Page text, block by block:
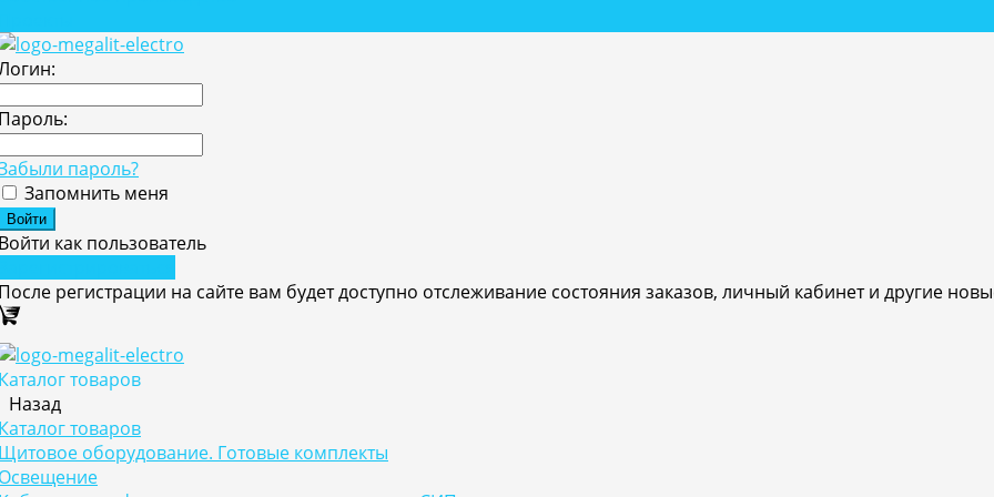
пароль?
Запомнить меня
как пользователь
регистрации на сайте вам будет доступно отслеживание состояния заказов, личный кабинет и другие
товаров
Назад
товаров
оборудование. Готовые комплекты